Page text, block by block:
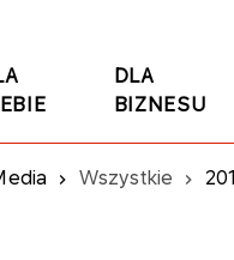
DLA
BIZNESU
Wszystkie